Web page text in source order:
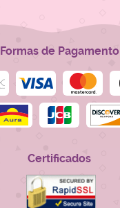
Formas de Pagamento
Certificados